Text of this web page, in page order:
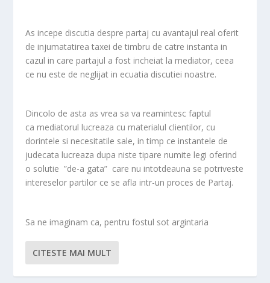
As incepe discutia despre partaj cu avantajul real oferit
de injumatatirea taxei de timbru de catre instanta in
cazul in care partajul a fost incheiat la mediator, ceea
ce nu este de neglijat in ecuatia discutiei noastre.
Dincolo de asta as vrea sa va reamintesc faptul
ca mediatorul lucreaza cu materialul clientilor, cu
dorintele si necesitatile sale, in timp ce instantele de
judecata lucreaza dupa niste tipare numite legi oferind
o solutie ”de-a gata” care nu intotdeauna se potriveste
intereselor partilor ce se afla intr-un proces de Partaj.
Sa ne imaginam ca, pentru fostul sot argintaria
CITESTE MAI MULT